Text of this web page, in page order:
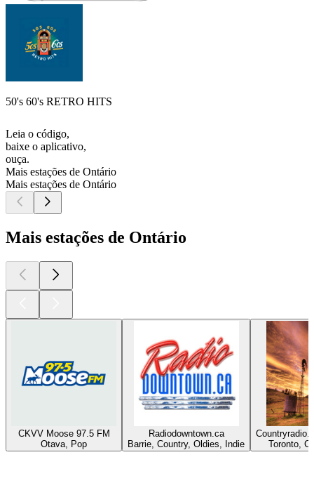
50's 60's RETRO HITS
Leia o código,
baixe o aplicativo,
ouça.
Mais estações de Ontário
Mais estações de Ontário
Mais estações de Ontário
CKVV Moose 97.5 FM
Otava, Pop
Radiodowntown.ca
Barrie, Country, Oldies, Indie
Toronto,